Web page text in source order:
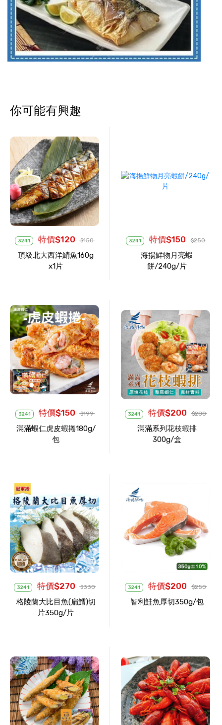
你可能有興趣
3241 特價$120 $150
頂級北大西洋鯖魚160g
x1片
3241 特價$150 $250
海揚鮮物月亮蝦
餅/240g/片
3241 特價$150 $199
滿滿蝦仁虎皮蝦捲180g/
包
3241 特價$200 $280
滿滿系列花枝蝦排
300g/盒
3241 特價$270 $330
格陵蘭大比目魚(扁鱈)切
片350g/片
3241 特價$200 $250
智利鮭魚厚切350g/包